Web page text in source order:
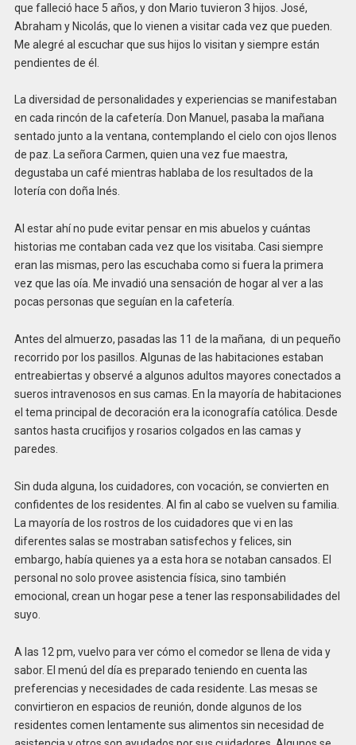
que falleció hace 5 años, y don Mario tuvieron 3 hijos. José,
Abraham y Nicolás, que lo vienen a visitar cada vez que pueden.
Me alegré al escuchar que sus hijos lo visitan y siempre están
pendientes de él.
La diversidad de personalidades y experiencias se manifestaban
en cada rincón de la cafetería. Don Manuel, pasaba la mañana
sentado junto a la ventana, contemplando el cielo con ojos llenos
de paz. La señora Carmen, quien una vez fue maestra,
degustaba un café mientras hablaba de los resultados de la
lotería con doña Inés.
Al estar ahí no pude evitar pensar en mis abuelos y cuántas
historias me contaban cada vez que los visitaba. Casi siempre
eran las mismas, pero las escuchaba como si fuera la primera
vez que las oía. Me invadió una sensación de hogar al ver a las
pocas personas que seguían en la cafetería.
Antes del almuerzo, pasadas las 11 de la mañana, di un pequeño
recorrido por los pasillos. Algunas de las habitaciones estaban
entreabiertas y observé a algunos adultos mayores conectados a
sueros intravenosos en sus camas. En la mayoría de habitaciones
el tema principal de decoración era la iconografía católica. Desde
santos hasta crucifijos y rosarios colgados en las camas y
paredes.
Sin duda alguna, los cuidadores, con vocación, se convierten en
confidentes de los residentes. Al fin al cabo se vuelven su familia.
La mayoría de los rostros de los cuidadores que vi en las
diferentes salas se mostraban satisfechos y felices, sin
embargo, había quienes ya a esta hora se notaban cansados. El
personal no solo provee asistencia física, sino también
emocional, crean un hogar pese a tener las responsabilidades del
suyo.
A las 12 pm, vuelvo para ver cómo el comedor se llena de vida y
sabor. El menú del día es preparado teniendo en cuenta las
preferencias y necesidades de cada residente. Las mesas se
convirtieron en espacios de reunión, donde algunos de los
residentes comen lentamente sus alimentos sin necesidad de